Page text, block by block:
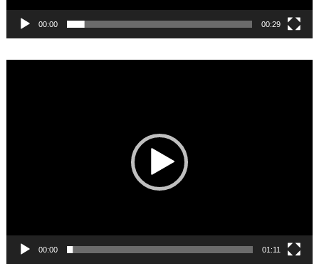
00:00 00:29
00:00 01:11